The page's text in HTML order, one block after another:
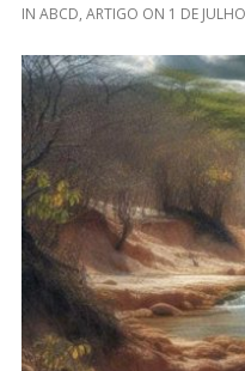
IN ABCD, ARTIGO ON 1 DE